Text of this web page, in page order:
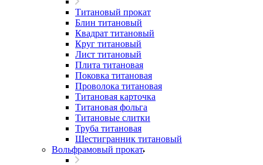
Титановый прокат
Блин титановый
Квадрат титановый
Круг титановый
Лист титановый
Плита титановая
Поковка титановая
Проволока титановая
Титановая карточка
Титановая фольга
Титановые слитки
Труба титановая
Шестигранник титановый
Вольфрамовый прокат